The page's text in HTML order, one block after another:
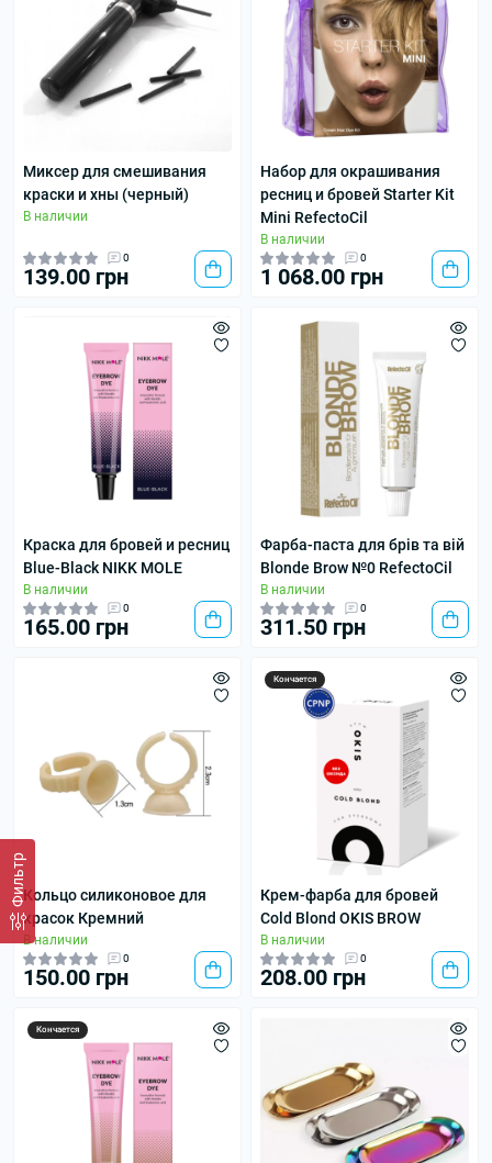
Фильтр
Миксер для смешивания
краски и хны (черный)
В наличии
0
139.00 грн
Набор для окрашивания
ресниц и бровей Starter Kit
Mini RefectoCil
В наличии
0
1 068.00 грн
Краска для бровей и ресниц
Blue-Black NIKK MOLE
В наличии
0
165.00 грн
Фарба-паста для брів та вій
Blonde Brow №0 RefectoCil
В наличии
0
311.50 грн
Кольцо силиконовое для
красок Кремний
В наличии
0
150.00 грн
Кончается
Крем-фарба для бровей
Cold Blond OKIS BROW
В наличии
0
208.00 грн
Кончается